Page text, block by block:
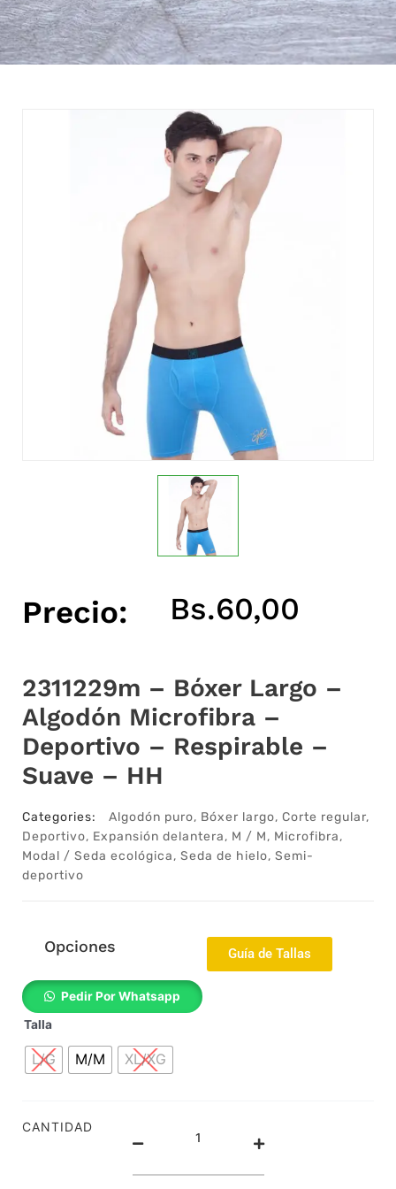
Precio: Bs.60,00
2311229m – Bóxer Largo –
Algodón Microfibra –
Deportivo – Respirable –
Suave – HH
Categories: Algodón puro, Bóxer largo, Corte regular,
Deportivo, Expansión delantera, M / M, Microfibra,
Modal / Seda ecológica, Seda de hielo, Semi-
deportivo
Opciones Guía de Tallas
Pedir Por Whatsapp
Talla
L/G M/M XL/XG
CANTIDAD
2311229m
Deportivo